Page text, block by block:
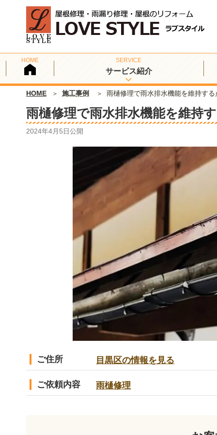
サービス紹介
HOME 施工事例 雨樋修理で雨水排水機能を維持す
雨樋修理で雨水排水機能を維持
2024年4月5日公開
ご住所 目黒区の情報を見る
ご依頼内容 雨樋修理